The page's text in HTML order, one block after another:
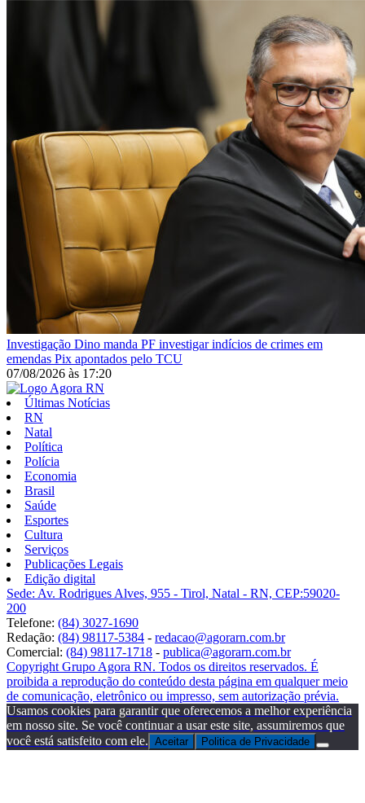
Investigação Dino manda PF investigar indícios de crimes em
emendas Pix apontados pelo TCU
07/08/2026 às 17:20
Últimas Notícias
RN
Natal
Política
Polícia
Economia
Brasil
Saúde
Esportes
Cultura
Serviços
Publicações Legais
Edição digital
Sede: Av. Rodrigues Alves, 955 - Tirol, Natal - RN, CEP:59020-
200
Telefone: (84) 3027-1690
Redação: (84) 98117-5384 - redacao@agorarn.com.br
Comercial: (84) 98117-1718 - publica@agorarn.com.br
Copyright Grupo Agora RN. Todos os direitos reservados. É
proibida a reprodução do conteúdo desta página em qualquer meio
de comunicação, eletrônico ou impresso, sem autorização prévia.
Usamos cookies para garantir que oferecemos a melhor experiência
em nosso site. Se você continuar a usar este site, assumiremos que
você está satisfeito com ele. Aceitar Politica de Privacidade